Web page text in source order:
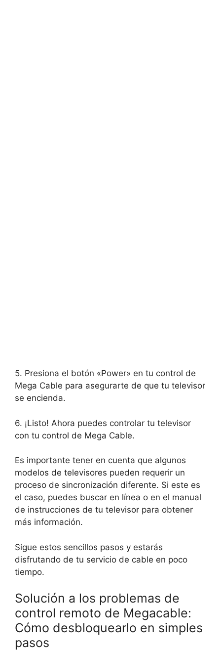
5. Presiona el botón «Power» en tu control de
Mega Cable para asegurarte de que tu televisor
se encienda.
6. ¡Listo! Ahora puedes controlar tu televisor
con tu control de Mega Cable.
Es importante tener en cuenta que algunos
modelos de televisores pueden requerir un
proceso de sincronización diferente. Si este es
el caso, puedes buscar en línea o en el manual
de instrucciones de tu televisor para obtener
más información.
Sigue estos sencillos pasos y estarás
disfrutando de tu servicio de cable en poco
tiempo.
Solución a los problemas de
control remoto de Megacable:
Cómo desbloquearlo en simples
pasos